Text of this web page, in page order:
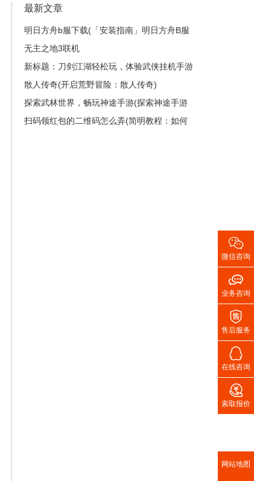
最新文章
明日方舟b服下载(「安装指南」明日方舟B服
如何下载？)
无主之地3联机
新标题：刀剑江湖轻松玩，体验武侠挂机手游
的快乐！(在《刀剑江湖》中尽情畅游，感受
武侠世界的奥秘！)
散人传奇(开启荒野冒险：散人传奇)
探索武林世界，畅玩神途手游(探索神途手游
的武林世界，建立你的传奇故事)
扫码领红包的二维码怎么弄(简明教程：如何

微信咨询

业务咨询

售后服务

在线咨询

索取报价
网站地图